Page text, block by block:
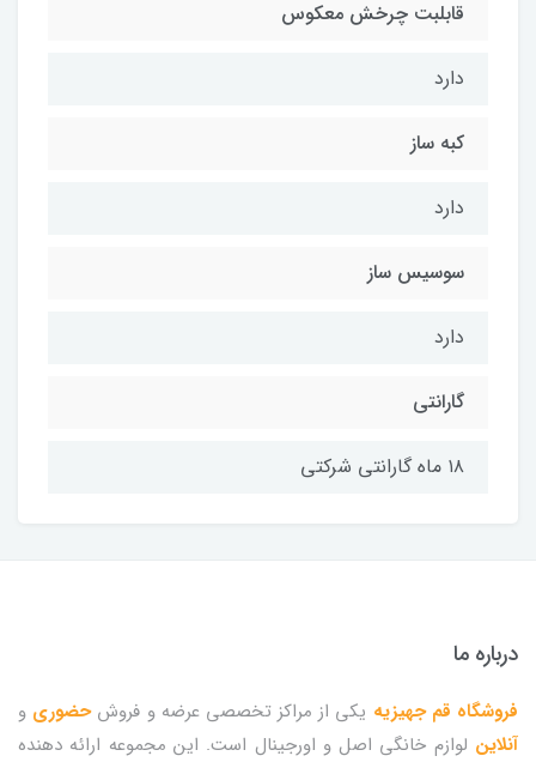
قابلبت چرخش معکوس
دارد
کبه ساز
دارد
سوسیس ساز
دارد
گارانتی
۱۸ ماه گارانتی شرکتی
درباره ما
فروشگاه قم جهیزیه یکی از مراکز تخصصی عرضه و فروشحضوری و
آنلاین لوازم خانگی اصل و اورجینال است. این مجموعه ارائه دهنده